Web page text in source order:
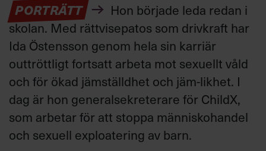
PORTRÄTT
Hon började leda redan i
skolan. Med rättvisepatos som drivkraft har
Ida Östensson genom hela sin karriär
outtröttligt fortsatt arbeta mot sexuellt våld
och för ökad jämställdhet och jäm-likhet. I
dag är hon generalsekreterare för ChildX,
som arbetar för att stoppa människohandel
och sexuell exploatering av barn.